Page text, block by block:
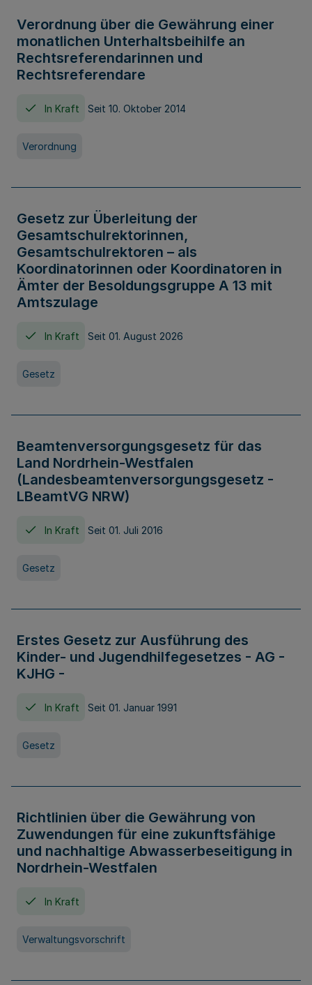
Verordnung über die Gewährung einer
monatlichen Unterhaltsbeihilfe an
Rechtsreferendarinnen und
Rechtsreferendare
In Kraft Seit 10. Oktober 2014
Verordnung
Gesetz zur Überleitung der
Gesamtschulrektorinnen,
Gesamtschulrektoren – als
Koordinatorinnen oder Koordinatoren in
Ämter der Besoldungsgruppe A 13 mit
Amtszulage
In Kraft Seit 01. August 2026
Gesetz
Beamtenversorgungsgesetz für das
Land Nordrhein-Westfalen
(Landesbeamtenversorgungsgesetz -
LBeamtVG NRW)
In Kraft Seit 01. Juli 2016
Gesetz
Erstes Gesetz zur Ausführung des
Kinder- und Jugendhilfegesetzes - AG -
KJHG -
In Kraft Seit 01. Januar 1991
Gesetz
Richtlinien über die Gewährung von
Zuwendungen für eine zukunftsfähige
und nachhaltige Abwasserbeseitigung in
Nordrhein-Westfalen
In Kraft
Verwaltungsvorschrift